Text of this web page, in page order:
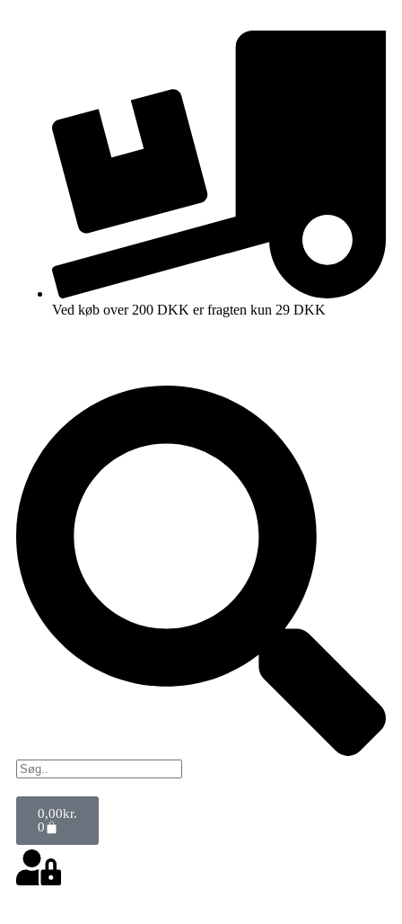
Ved køb over 200 DKK er fragten kun 29 DKK
0,00kr.
0